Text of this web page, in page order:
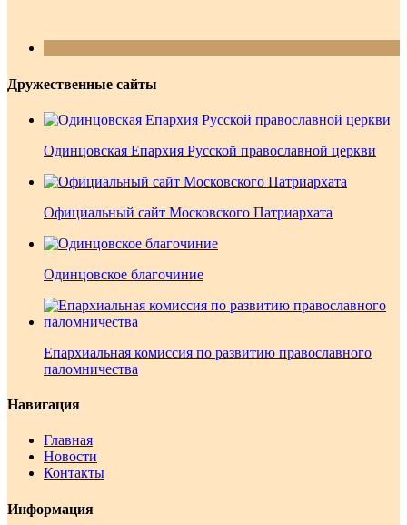
Дружественные сайты
Одинцовская Епархия Русской православной церкви
Официальный сайт Московского Патриархата
Одинцовское благочиние
Епархиальная комиссия по развитию православного
паломничества
Навигация
Главная
Новости
Контакты
Информация